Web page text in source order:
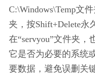
C:\Windows\Temp文
夹，按Shift+Delete永
在“servyou”文件夹，
它是否为必要的系统
要数据，避免误删关